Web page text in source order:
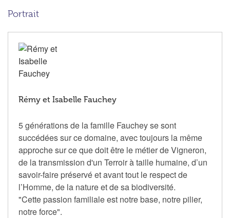
Portrait
Rémy et Isabelle Fauchey
5 générations de la famille Fauchey se sont
succédées sur ce domaine, avec toujours la même
approche sur ce que doit être le métier de Vigneron,
de la transmission d'un Terroir à taille humaine, d’un
savoir-faire préservé et avant tout le respect de
l’Homme, de la nature et de sa biodiversité.
"Cette passion familiale est notre base, notre pilier,
notre force".